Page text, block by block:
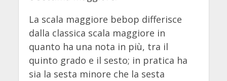
La scala maggiore bebop differisce
dalla classica scala maggiore in
quanto ha una nota in più, tra il
quinto grado e il sesto; in pratica ha
sia la sesta minore che la sesta